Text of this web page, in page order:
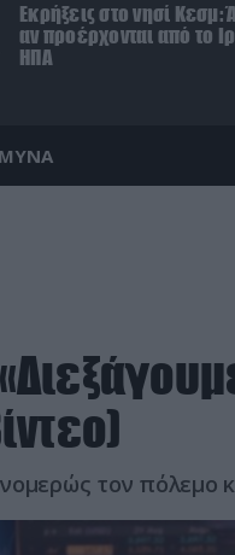
Εκρήξεις στο νησί Κεσμ:
αν προέρχονται από το
ΗΠΑ
τον πόλεμο